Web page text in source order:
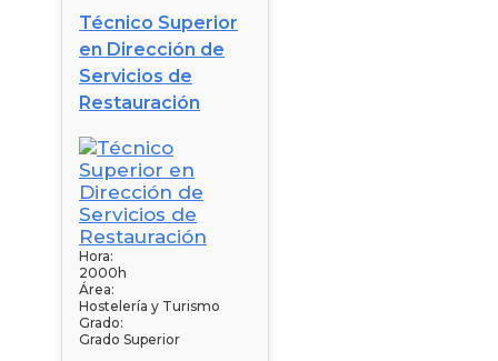
Técnico Superior
en Dirección de
Servicios de
Restauración
Hora:
2000h
Área:
Hostelería y Turismo
Grado:
Grado Superior